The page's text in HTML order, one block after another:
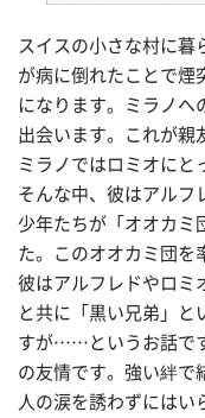
スイスの小さな村に暮
が病に倒れたことで煙
になります。ミラノへ
出会います。これが親
ミラノではロミオにと
そんな中、彼はアルフ
少年たちが「オオカミ
た。このオオカミ団を
彼はアルフレドやロミ
と共に「黒い兄弟」と
すが……というお話で
の友情です。強い絆で
人の涙を誘わずにはい